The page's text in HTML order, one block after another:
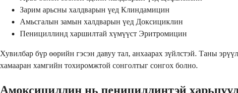
Зарим арьсны халдварын үед Клиндамицин
Амьсгалын замын халдварын үед Доксициклин
Пенициллинд харшилтай хүмүүст Эритромицин
Хувилбар бүр өөрийн гэсэн давуу тал, анхаарах зүйлстэй. Таны
хамааран хамгийн тохиромжтой сонголтыг сонгох болно.
Амоксициллин нь пенициллинтэй